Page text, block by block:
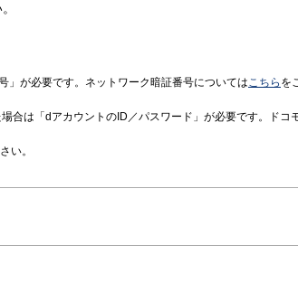
」が必要です。ネットワーク暗証番号についてはこちら を
合は「dアカウントのID／パスワード」が必要です。ドコ
い。